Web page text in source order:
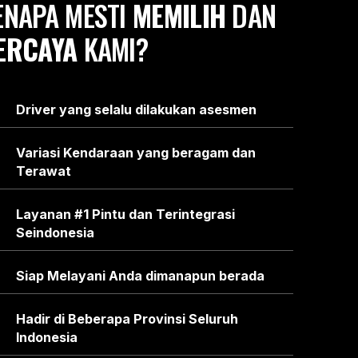
MESTI MEMILIH DAN
KAMI?
Driver yang selalu dilakukan asesmen
Variasi Kendaraan yang beragam dan
Terawat
Layanan #1 Pintu dan Terintegrasi
Seindonesia
Siap Melayani Anda dimanapun berada
Hadir di Beberapa Provinsi Seluruh
Indonesia